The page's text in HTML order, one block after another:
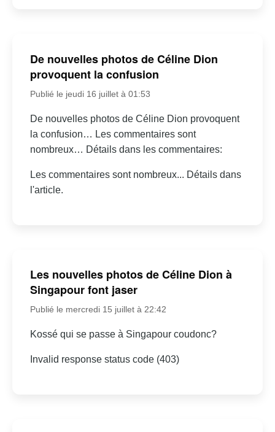
De nouvelles photos de Céline Dion
provoquent la confusion
Publié le jeudi 16 juillet à 01:53
De nouvelles photos de Céline Dion provoquent
la confusion… Les commentaires sont
nombreux… Détails dans les commentaires:
Les commentaires sont nombreux... Détails dans
l'article.
Les nouvelles photos de Céline Dion à
Singapour font jaser
Publié le mercredi 15 juillet à 22:42
Kossé qui se passe à Singapour coudonc?
Invalid response status code (403)